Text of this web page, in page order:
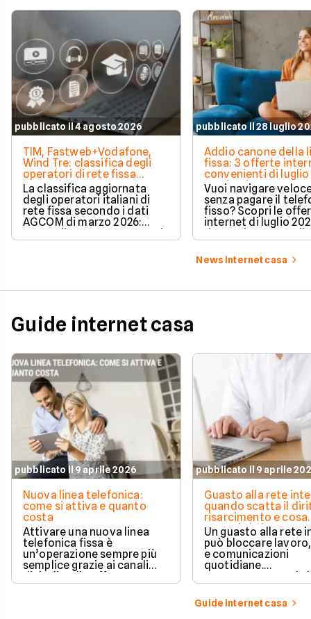
pubblicato il 4 agosto 2026
TIM, Fastweb+Vodafone,
Wind Tre: classifica degli
operatori di rete fissa
secondo AGCOM
La classifica aggiornata
degli operatori italiani di
rete fissa secondo i dati
AGCOM di marzo 2026:
quote di mercato, sorpassi
e new entry.
pubblicato il 28 luglio
Addio canone della
fissa: 3 offerte
convenienti di luglio
partire da 19,95€
Vuoi navigare
senza pagare il
fisso? Scopri le
internet di luglio
risparmiare e
tariffa perfetta per
News internet casa
Guide internet casa
pubblicato il 9 aprile 2026
Nuova linea telefonica:
come si attiva e quanto
costa
Attivare una nuova linea
telefonica fissa è
un’operazione sempre più
semplice grazie ai canali
digitali e alle offerte
integrate con internet casa.
pubblicato il 9 aprile
Guasto alla rete
quando scatta il
risarcimento e cosa
prevede la legge
Un guasto alla rete
può bloccare
e comunicazioni
quotidiane.
Fortunatamente, la
prevede strumenti
per ottenere un
risarcimento in
Guide internet casa